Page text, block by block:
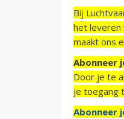
Bij
het leveren
maakt ons
Abonneer
Door je te
je toegang
Abonneer